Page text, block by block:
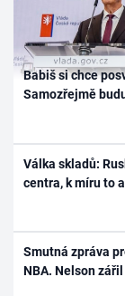
Babiš si chce
Samozřejmě
Válka skladů:
centra, k míru to
Smutná zpráva
NBA. Nelson